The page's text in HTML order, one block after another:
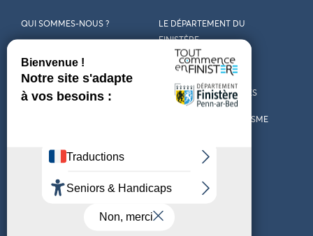
QUI SOMMES-NOUS ?
LE DÉPARTEMENT DU
FINISTÈRE
REJOIGNEZ-NOUS VENIR EN FINISTÈRE
CONTACT CARTES ET BROCHURES
LES OFFICES DE TOURISME
D’ACCESSIBILITÉ